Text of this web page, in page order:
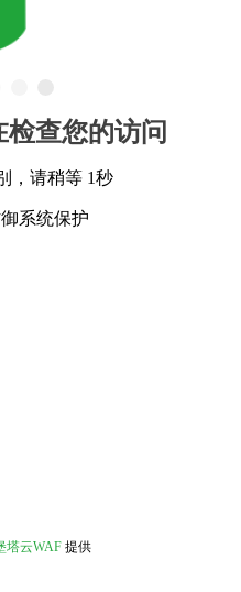
查您的访问
，请稍等 1秒
系统保护
塔云WAF 提供